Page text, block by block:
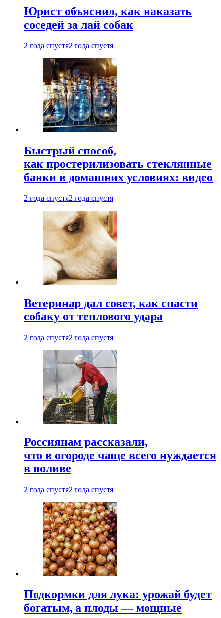
Юрист объяснил, как наказать
соседей за лай собак
2 года спустя2 года спустя
Быстрый способ,
как простерилизовать стеклянные
банки в домашних условиях: видео
2 года спустя2 года спустя
Ветеринар дал совет, как спасти
собаку от теплового удара
2 года спустя2 года спустя
Россиянам рассказали,
что в огороде чаще всего нуждается
в поливе
2 года спустя2 года спустя
Подкормки для лука: урожай будет
богатым, а плоды — мощные